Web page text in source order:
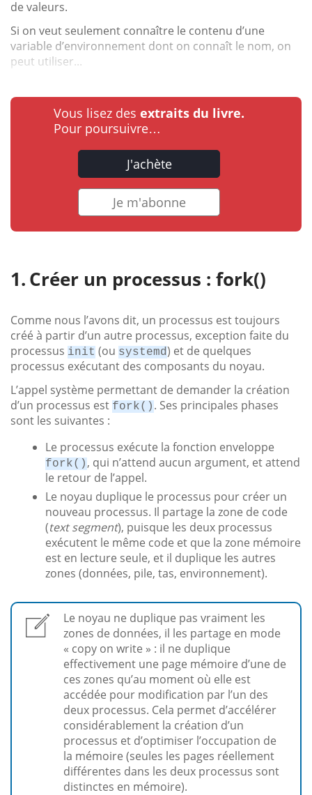
de valeurs.
Si on veut seulement connaître le contenu d’une
variable d’environnement dont on connaît le nom, on
peut utiliser...
Vous lisez des extraits du livre.
Pour poursuivre…
J'achète
Je m'abonne
Créer un processus : fork()
Comme nous l’avons dit, un processus est toujours
créé à partir d’un autre processus, exception faite du
processus init (ou systemd) et de quelques
processus exécutant des composants du noyau.
L’appel système permettant de demander la création
d’un processus est fork() . Ses principales phases
sont les suivantes :
Le processus exécute la fonction enveloppe
fork() , qui n’attend aucun argument, et attend
le retour de l’appel.
Le noyau duplique le processus pour créer un
nouveau processus. Il partage la zone de code
(text segment), puisque les deux processus
exécutent le même code et que la zone mémoire
est en lecture seule, et il duplique les autres
zones (données, pile, tas, environnement).
Le noyau ne duplique pas vraiment les
zones de données, il les partage en mode
« copy on write » : il ne duplique
effectivement une page mémoire d’une de
ces zones qu’au moment où elle est
accédée pour modification par l’un des
deux processus. Cela permet d’accélérer
considérablement la création d’un
processus et d’optimiser l’occupation de
la mémoire (seules les pages réellement
différentes dans les deux processus sont
distinctes en mémoire).